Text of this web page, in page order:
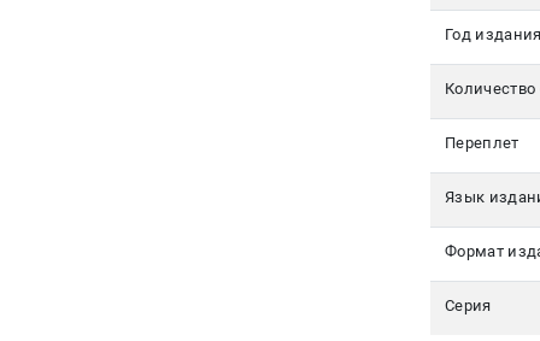
Год издания
Количество
Переплет
Язык
Формат
Серия